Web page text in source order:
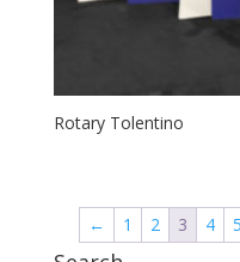
Rotary Tolentino
← 1 2 3 4 5